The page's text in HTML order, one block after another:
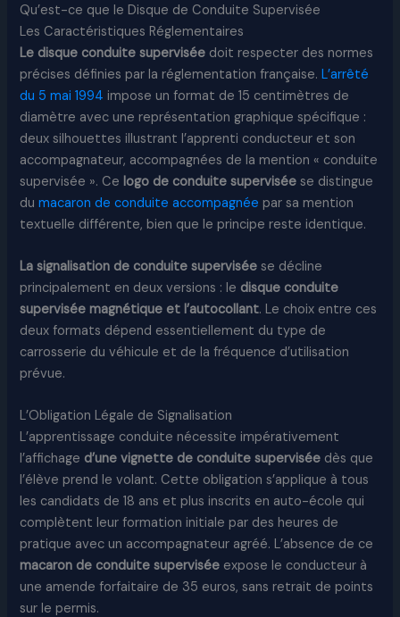
Qu’est-ce que le Disque de Conduite Supervisée
Les Caractéristiques Réglementaires
Le disque conduite supervisée doit respecter des normes
précises définies par la réglementation française.L’arrêté
du 5 mai 1994 impose un format de 15 centimètres de
diamètre avec une représentation graphique spécifique :
deux silhouettes illustrant l’apprenti conducteur et son
accompagnateur, accompagnées de la mention « conduite
supervisée ». Ce logo de conduite supervisée se distingue
dumacaron de conduite accompagnée par sa mention
textuelle différente, bien que le principe reste identique.
La signalisation de conduite supervisée se décline
principalement en deux versions : le disque conduite
supervisée magnétique et l’autocollant. Le choix entre ces
deux formats dépend essentiellement du type de
carrosserie du véhicule et de la fréquence d’utilisation
prévue.
L’Obligation Légale de Signalisation
L’apprentissage conduite nécessite impérativement
l’affichage d’une vignette de conduite supervisée dès que
l’élève prend le volant. Cette obligation s’applique à tous
les candidats de 18 ans et plus inscrits en auto-école qui
complètent leur formation initiale par des heures de
pratique avec un accompagnateur agréé. L’absence de ce
macaron de conduite supervisée expose le conducteur à
une amende forfaitaire de 35 euros, sans retrait de points
sur le permis.